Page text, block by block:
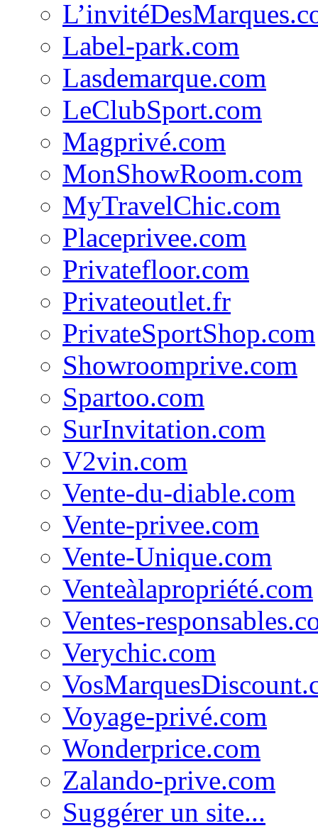
Label-park.com
Lasdemarque.com
LeClubSport.com
Magprivé.com
MonShowRoom.com
MyTravelChic.com
Placeprivee.com
Privatefloor.com
Privateoutlet.fr
PrivateSportShop.com
Showroomprive.com
Spartoo.com
SurInvitation.com
V2vin.com
Vente-du-diable.com
Vente-privee.com
Vente-Unique.com
Venteàlapropriété.com
Ventes-
Verychic.com
Voyage-privé.com
Wonderprice.com
Zalando-prive.com
Suggérer un site...